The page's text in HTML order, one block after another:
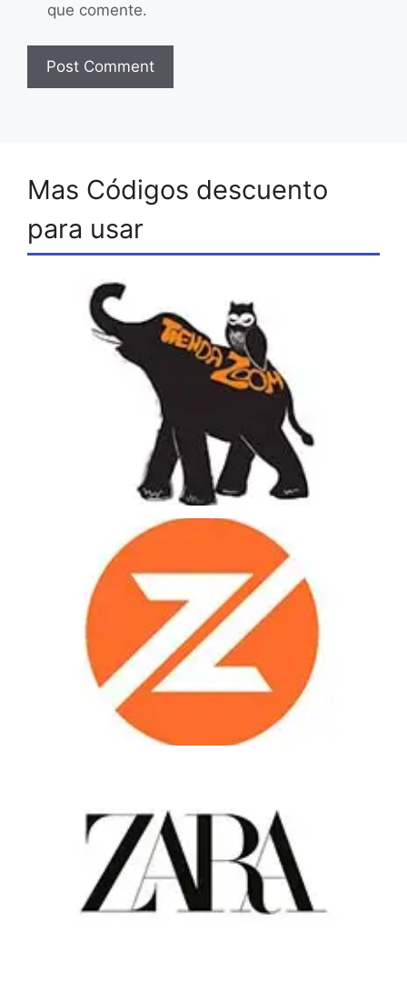
que comente.
Mas Códigos descuento
para usar